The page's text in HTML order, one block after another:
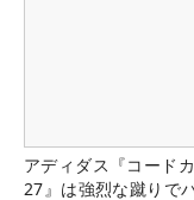
アディダス『コード
27』は強烈な蹴りで